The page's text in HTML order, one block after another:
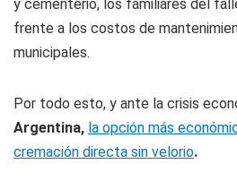
y cementerio, los familiares del
frente a los costos de
municipales.
Por todo esto, y ante la crisis
Argentina, la opción más
cremación directa sin velorio.